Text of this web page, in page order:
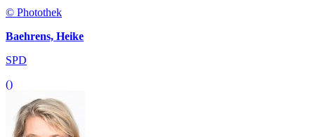
© Photothek
Baehrens, Heike
SPD
()